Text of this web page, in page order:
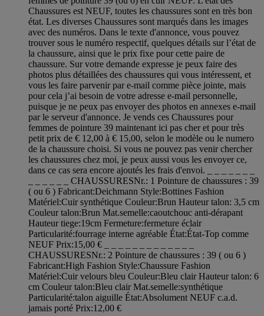
Chaussures est NEUF, toutes les chaussures sont en très bon
état. Les diverses Chaussures sont marqués dans les images
avec des numéros. Dans le texte d'annonce, vous pouvez
trouver sous le numéro respectif, quelques détails sur l’état de
la chaussure, ainsi que le prix fixe pour cette paire de
chaussure. Sur votre demande expresse je peux faire des
photos plus détaillées des chaussures qui vous intéressent, et
vous les faire parvenir par e-mail comme pièce jointe, mais
pour cela j’ai besoin de votre adresse e-mail personnelle,
puisque je ne peux pas envoyer des photos en annexes e-mail
par le serveur d'annonce. Je vends ces Chaussures pour
femmes de pointure 39 maintenant ici pas cher et pour très
petit prix de € 12,00 à € 15,00, selon le modèle ou le numero
de la chaussure choisi. Si vous ne pouvez pas venir chercher
les chaussures chez moi, je peux aussi vous les envoyer ce,
dans ce cas sera encore ajoutés les frais d'envoi. _ _ _ _ _ _ _
_ _ _ _ _ _ CHAUSSURESNr.: 1 Pointure de chaussures : 39
( ou 6 ) Fabricant:Deichmann Style:Bottines Fashion
Matériel:Cuir synthétique Couleur:Brun Hauteur talon: 3,5 cm
Couleur talon:Brun Mat.semelle:caoutchouc anti-dérapant
Hauteur tiege:19cm Fermeture:fermeture éclair
Particularité:fourrage interne agréable État:État-Top comme
NEUF Prix:15,00 € _ _ _ _ _ _ _ _ _ _ _ _ _
CHAUSSURESNr.: 2 Pointure de chaussures : 39 ( ou 6 )
Fabricant:High Fashion Style:Chaussure Fashion
Matériel:Cuir velours bleu Couleur:Bleu clair Hauteur talon: 6
cm Couleur talon:Bleu clair Mat.semelle:synthétique
Particularité:talon aiguille État:Absolument NEUF c.a.d.
jamais porté Prix:12,00 €